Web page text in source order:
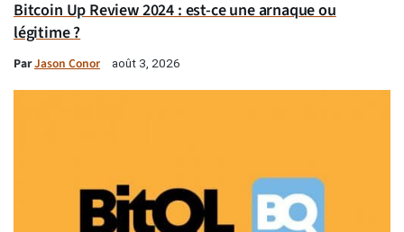
Bitcoin Up Review 2024 : est-ce une arnaque ou
légitime ?
ParJason Conor août 3, 2026